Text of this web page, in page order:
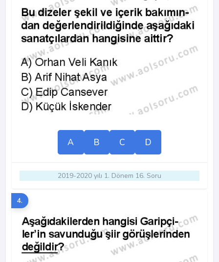
A B C D
2019-2020 yılı 1. Dönem 16. Soru
4.